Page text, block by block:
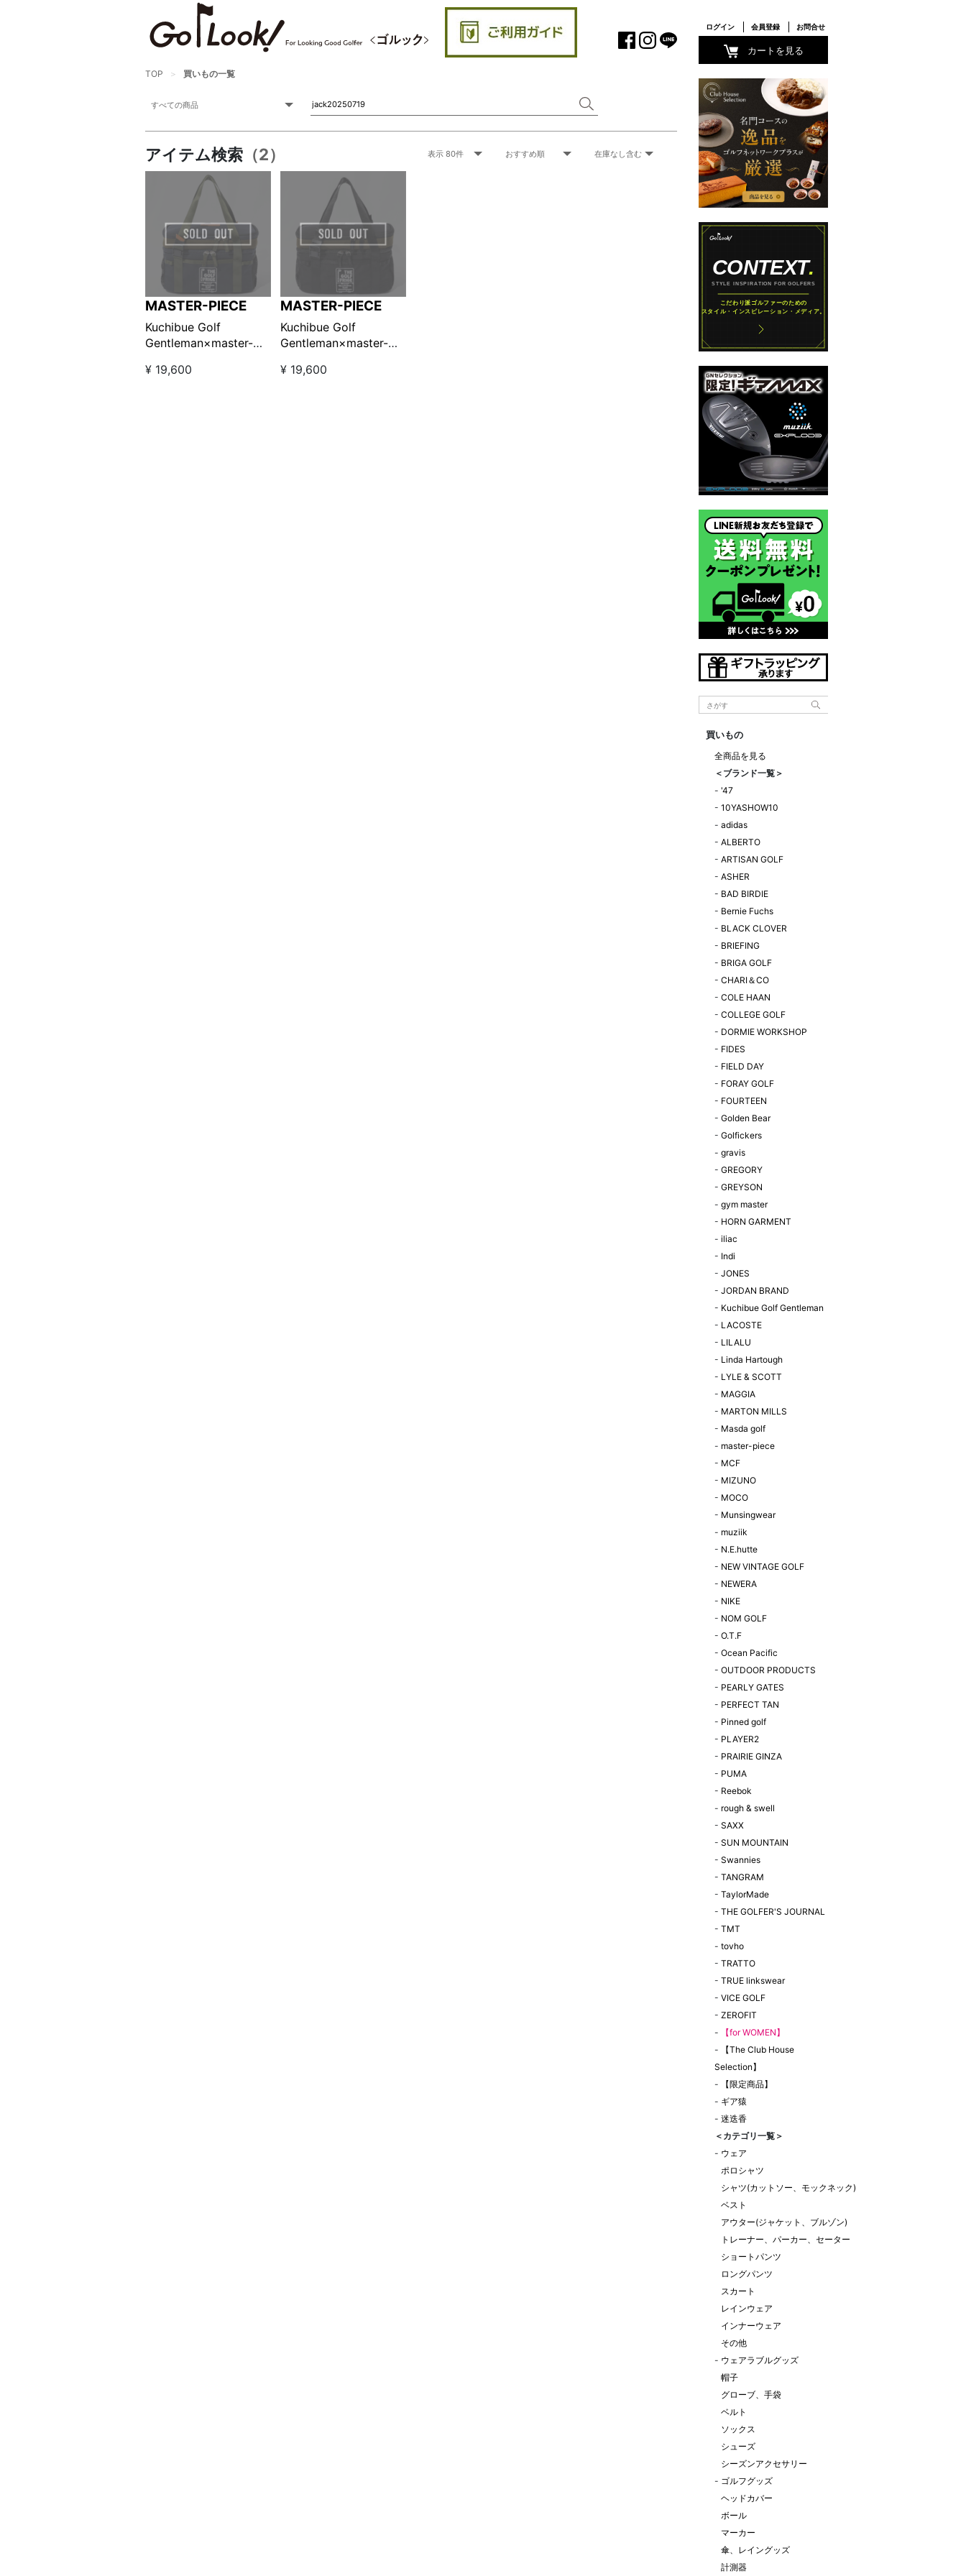
TOP 買いもの一覧
アイテム検索 （2）
MASTER-PIECE
Kuchibue Golf
Gentleman×master-
ッグ □ ネイビー
¥ 19,600
MASTER-PIECE
Kuchibue Golf
Gentleman×master-
ッグ □ブラック
¥ 19,600
ログイン 会員登録 お問合せ
カートを見る
買いもの
全商品を見る
＜ブランド一覧＞
- '47
- 10YASHOW10
- adidas
- ALBERTO
- ARTISAN GOLF
- ASHER
- BAD BIRDIE
- Bernie Fuchs
- BLACK CLOVER
- BRIEFING
- BRIGA GOLF
- CHARI＆CO
- COLE HAAN
- COLLEGE GOLF
- DORMIE WORKSHOP
- FIDES
- FIELD DAY
- FORAY GOLF
- FOURTEEN
- Golden Bear
- Golfickers
- gravis
- GREGORY
- GREYSON
- gym master
- HORN GARMENT
- iliac
- Indi
- JONES
- JORDAN BRAND
- Kuchibue Golf Gentleman
- LACOSTE
- LILALU
- Linda Hartough
- LYLE & SCOTT
- MAGGIA
- MARTON MILLS
- Masda golf
- master-piece
- MCF
- MIZUNO
- MOCO
- Munsingwear
- muziik
- N.E.hutte
- NEW VINTAGE GOLF
- NEWERA
- NIKE
- NOM GOLF
- O.T.F
- Ocean Pacific
- OUTDOOR PRODUCTS
- PEARLY GATES
- PERFECT TAN
- Pinned golf
- PLAYER2
- PRAIRIE GINZA
- PUMA
- Reebok
- rough & swell
- SAXX
- SUN MOUNTAIN
- Swannies
- TANGRAM
- TaylorMade
- THE GOLFER'S JOURNAL
- TMT
- tovho
- TRATTO
- TRUE linkswear
- VICE GOLF
- ZEROFIT
-
【for WOMEN】
-
【The Club House
Selection】
-
【限定商品】
- ギア猿
- 迷迭香
＜カテゴリ一覧＞
- ウェア
ポロシャツ
シャツ(カットソー、モックネック)
ベスト
アウター(ジャケット、ブルゾン)
トレーナー、パーカー、セーター
ショートパンツ
ロングパンツ
スカート
レインウェア
インナーウェア
その他
- ウェアラブルグッズ
帽子
グローブ、手袋
ベルト
ソックス
シューズ
シーズンアクセサリー
- ゴルフグッズ
ヘッドカバー
ボール
マーカー
傘、レイングッズ
計測器